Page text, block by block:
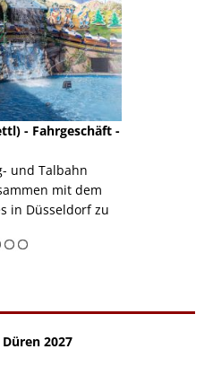
- Fahrgeschäft -
und Talbahn
mit dem
in Düsseldorf zu
2027